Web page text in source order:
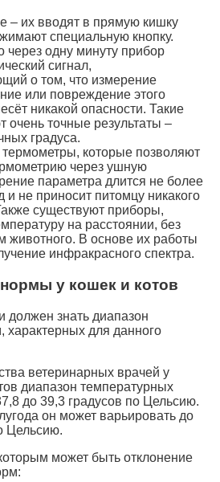
– их вводят в прямую кишку
специальную кнопку.
через одну минуту прибор
сигнал,
о том, что измерение
или повреждение этого
никакой опасности. Такие
очень точные результаты –
градуса.
которые позволяют
через ушную
параметра длится не более
и не приносит питомцу никакого
существуют приборы,
на расстоянии, без
животного. В основе их работы
инфракрасного спектра.
у кошек и котов
должен знать диапазон
характерных для данного
ветеринарных врачей у
диапазон температурных
до 39,3 градусов по Цельсию.
он может варьировать до
Цельсию.
может быть отклонение